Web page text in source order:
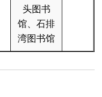
头图书
馆、石排
湾图书馆